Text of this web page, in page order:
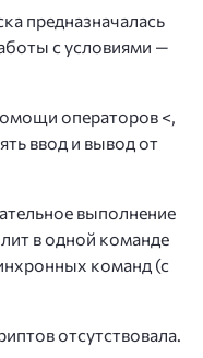
предназначалась
с условиями —
операторов <,
ввод и вывод от
выполнение
в одной команде
команд (с
отсутствовала.